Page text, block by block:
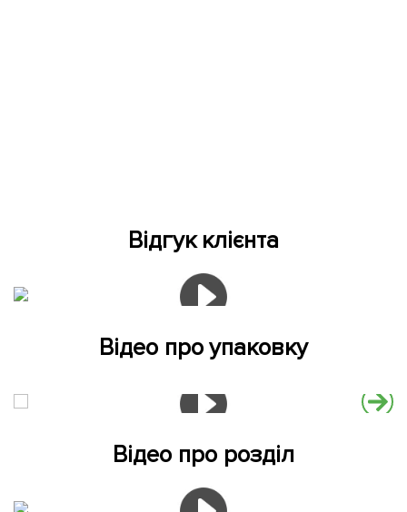
Відгук клієнта
Відео про упаковку
Відео про розділ